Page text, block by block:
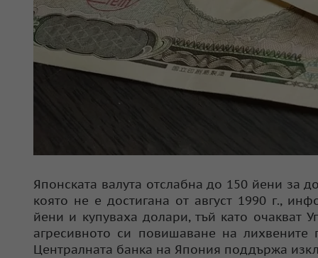
Японската валута отслабна до 150 йени за
която не е достигана от август 1990 г.,
йени и купуваха долари, тъй като
агресивното си повишаване на
Централната банка на Япония поддържа